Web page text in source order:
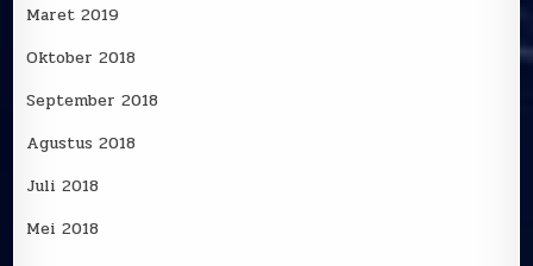
Maret 2019
Oktober 2018
September 2018
Agustus 2018
Juli 2018
Mei 2018